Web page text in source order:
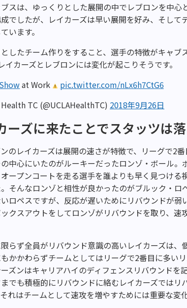
スは、ゆっくりとした展開の中でレブロンを中心
でしたが、レイカーズは早い展開を好み、そして
います。
したチーム作りをすること、選手の特徴がキャブ
イカーズとレブロンには変化が起こりそうです。
at Work
pic.twitter.com/nLx6h7CtG6
TC (@UCLAHealthTC) 2018年9月26日
ーズに来たことでスタッツは
のレイカーズは展開の速さが特徴で、リーグで2
中心にいたのがルーキーだったロンゾ・ボール。
ープンコートを走る選手を誰よりも早く見つける
そんなロンゾと相性が良かったのがブルック・ロ
ロペスですが、反応が遅いためにリバウンドが弱
クスアウトをしてロンゾがリバウンドを取り、速
らず全員がリバウンド意識の高いレイカーズは、
かかわらずチームとしてはリーグで2番目に多い
ズンはキャリアハイのディフェンスリバウンドを
までも積極的にリバウンドに絡むレイカーズでは
れはチームとして速攻を増やすためには重要な変化